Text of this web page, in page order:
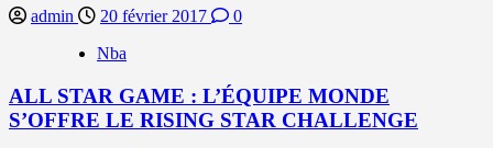
admin 20 février 2017
0
Nba
ALL STAR GAME : L’ÉQUIPE MONDE
S’OFFRE LE RISING STAR CHALLENGE